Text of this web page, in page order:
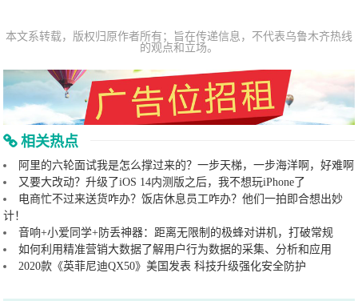
本文系转载，版权归原作者所有；旨在传递信息，不代表乌鲁木齐热线
的观点和立场。
相关热点
阿里的六轮面试我是怎么撑过来的？一步天梯，一步海洋啊，好难啊
又要大改动？升级了iOS 14内测版之后，我不想玩iPhone了
电商忙不过来送货咋办？饭店休息员工咋办？他们一拍即合想出妙
计！
音响+小爱同学+防丢神器：距离无限制的极蜂对讲机，打破常规
如何利用精准营销大数据了解用户行为数据的采集、分析和应用
2020款《英菲尼迪QX50》美国发表 科技升级强化安全防护